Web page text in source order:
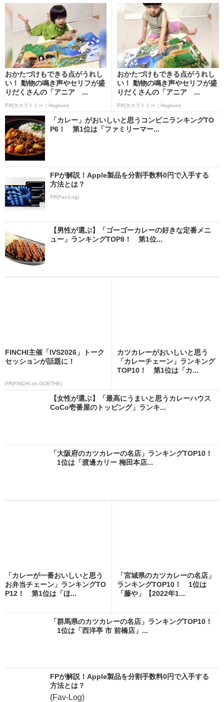
おかたづけもできる点がうれし
い！ 動物の鳴き声やセリフが盛
りだくさんの「アニア ...
PR(タカラトミー｜Hugkum)
おかたづけもできる点がうれし
い！ 動物の鳴き声やセリフが盛
りだくさんの「アニア ...
PR(タカラトミー｜Hugkum)
「カレー」がおいしいと思うコンビニランキングTO
P6！ 第1位は「ファミリーマー...
FPが解説！Apple製品を分割手数料0円で入手する
方法とは？
PR(Fav-Log)
【男性が選ぶ】「ゴーゴーカレーの好きな定番メニ
ュー」ランキングTOP8！ 第1位...
FINCHI主催「IVS2026」トーク
セッションが話題に！
PR(FINCHI on GOETHE)
カツカレーがおいしいと思う
「カレーチェーン」ランキング
TOP10！ 第1位は「カ...
【女性が選ぶ】「最高にうまいと思うカレーハウス
CoCo壱番屋のトッピング」ランキ...
「大阪府のカツカレーの名店」ランキングTOP10！
1位は「渡邊カリー 梅田本店...
「カレーが一番おいしいと思う
お弁当チェーン」ランキングTO
P12！ 第1位は「ほ...
「宮城県のカツカレーの名店」
ランキングTOP10！ 1位は
「藤や」【2022年1...
「群馬県のカツカレーの名店」ランキングTOP10！
1位は「西洋亭 市 前橋店」...
FPが解説！Apple製品を分割手数料0円で入手する
方法とは？
(Fav-Log)